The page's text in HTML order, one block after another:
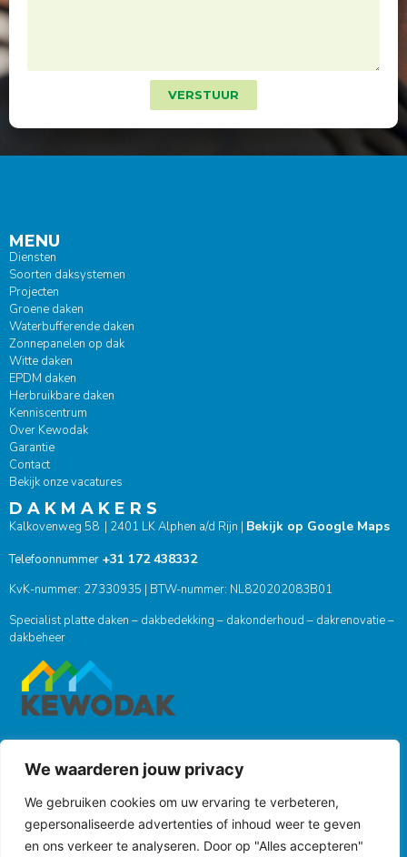
We waarderen jouw privacy
We gebruiken cookies om uw ervaring te verbeteren,
gepersonaliseerde advertenties of inhoud weer te geven
en ons verkeer te analyseren. Door op "Alles accepteren"
VERSTUUR
MENU
Diensten
Soorten daksystemen
Projecten
Groene daken
Waterbufferende daken
Zonnepanelen op dak
Witte daken
EPDM daken
Herbruikbare daken
Kenniscentrum
Over Kewodak
Garantie
Contact
Bekijk onze vacatures
D A K M A K E R S
Kalkovenweg 58 | 2401 LK Alphen a/d Rijn | Bekijk op Google Maps
Telefoonnummer +31 172 438332
KvK-nummer: 27330935 | BTW-nummer: NL820202083B01
Specialist platte daken – dakbedekking – dakonderhoud – dakrenovatie –
dakbeheer
ONZE SOCIALS